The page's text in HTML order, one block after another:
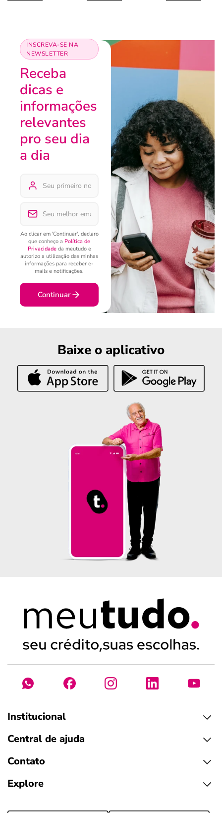
INSCREVA-SE NA
NEWSLETTER
Receba
dicas e
informações
relevantes
pro seu dia
a dia
Ao clicar em 'Continuar', declaro
que conheço a Política de
Privacidadeda meutudo e
autorizo a utilização das minhas
informações para receber e-
mails e notificações.
Continuar
Baixe o aplicativo
Institucional
Central de ajuda
Contato
Explore